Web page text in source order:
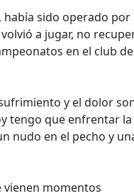
, había sido operado por
a jugar, no
en el club
y el dolor
tengo que enfrentar la
nudo en el pecho y
momentos